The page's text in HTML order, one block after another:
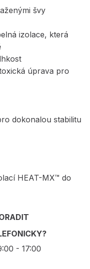
švy
izolace, která
úprava pro
dokonalou stabilitu
HEAT-MX™ do
- 17:00